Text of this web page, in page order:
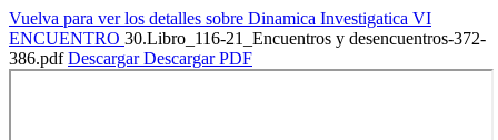
Vuelva para ver los detalles sobre Dinamica Investigatica VI
ENCUENTRO 30.Libro_116-21_Encuentros y desencuentros-372-
386.pdfDescargarDescargar PDF